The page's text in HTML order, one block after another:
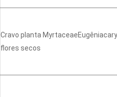
Cravo planta
flores secos